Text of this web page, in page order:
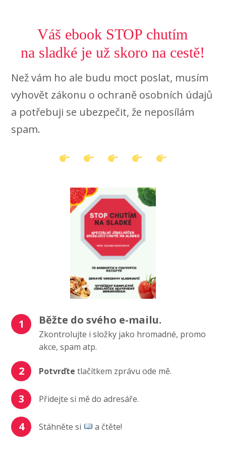
Váš ebook STOP chutím
na sladké je už skoro na cestě!
Než vám ho ale budu moct poslat, musím
vyhovět zákonu o ochraně osobních údajů
a potřebuji se ubezpečit, že neposílám
spam.
1 Běžte do svého e-mailu.
Zkontrolujte i složky jako hromadné, promo
akce, spam atp.
2 Potvrďte tlačítkem zprávu ode mě.
3 Přidejte si mě do adresáře.
4 Stáhněte si a čtěte!